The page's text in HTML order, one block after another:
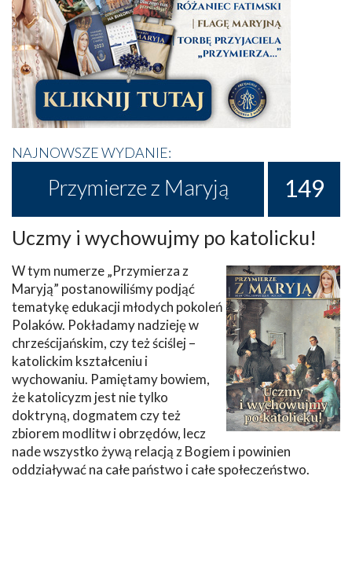
NAJNOWSZE WYDANIE:
Przymierze z Maryją 149
Uczmy i wychowujmy po katolicku!
W tym numerze „Przymierza z
Maryją” postanowiliśmy podjąć
tematykę edukacji młodych pokoleń
Polaków. Pokładamy nadzieję w
chrześcijańskim, czy też ściślej –
katolickim kształceniu i
wychowaniu. Pamiętamy bowiem,
że katolicyzm jest nie tylko
doktryną, dogmatem czy też
zbiorem modlitw i obrzędów, lecz
nade wszystko żywą relacją z Bogiem i powinien
oddziaływać na całe państwo i całe społeczeństwo.